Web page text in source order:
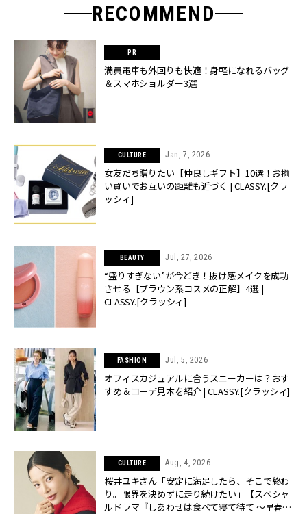
RECOMMEND
満員電車も外回りも快適！身軽になれるバッグ
＆スマホショルダー3選
CULTURE Jan, 7, 2026
女友だち贈りたい【仲良しギフト】10選！お揃
い買いでお互いの距離も近づく | CLASSY.[クラ
ッシィ]
BEAUTY Jul, 27, 2026
“盛りすぎない”が今どき！抜け感メイクを成功
させる【ブラウン系コスメの正解】4選 |
CLASSY.[クラッシィ]
FASHION Jul, 5, 2026
オフィスカジュアルに合うスニーカーは？おす
すめ＆コーデ見本を紹介 | CLASSY.[クラッシィ]
CULTURE Aug, 4, 2026
桜井ユキさん「安定に満足したら、そこで終わ
り。限界を決めずに走り続けたい」【スペシャ
ルドラマ『しあわせは食べて寝て待て ～早春の